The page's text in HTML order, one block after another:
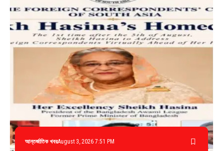
আন্তর্জাতিক খবরAugust 3, 2026 7:51 PM